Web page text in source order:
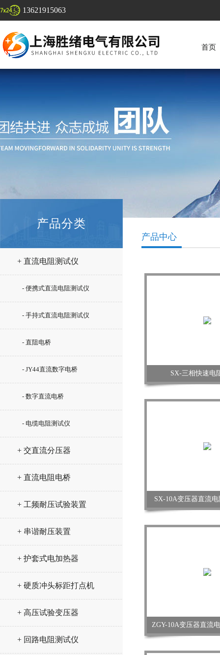
13621915063
首页
产品分类
+ 直流电阻测试仪
- 便携式直流电阻测试仪
- 手持式直流电阻测试仪
- 直阻电桥
- JY44直流数字电桥
- 数字直流电桥
- 电缆电阻测试仪
+ 交直流分压器
+ 直流电阻电桥
+ 工频耐压试验装置
+ 串谐耐压装置
+ 护套式电加热器
+ 硬质冲头标距打点机
+ 高压试验变压器
+ 回路电阻测试仪
产品中心
SX-三相快速电
SX-10A变压器直流
ZGY-10A变压器直流